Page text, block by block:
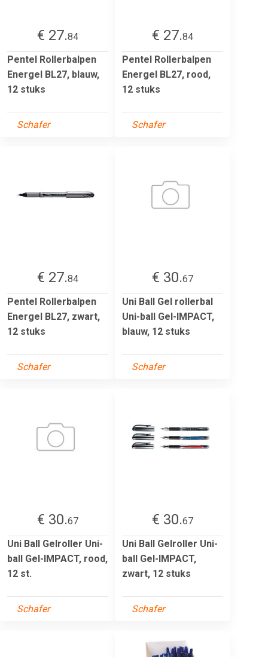
€ 27.84
Pentel Rollerbalpen
Energel BL27, blauw,
12 stuks
Schafer
€ 27.84
Pentel Rollerbalpen
Energel BL27, rood,
12 stuks
Schafer
€ 27.84
Pentel Rollerbalpen
Energel BL27, zwart,
12 stuks
Schafer
€ 30.67
Uni Ball Gel rollerbal
Uni-ball Gel-IMPACT,
blauw, 12 stuks
Schafer
€ 30.67
Uni Ball Gelroller Uni-
ball Gel-IMPACT, rood,
12 st.
Schafer
€ 30.67
Uni Ball Gelroller Uni-
ball Gel-IMPACT,
zwart, 12 stuks
Schafer